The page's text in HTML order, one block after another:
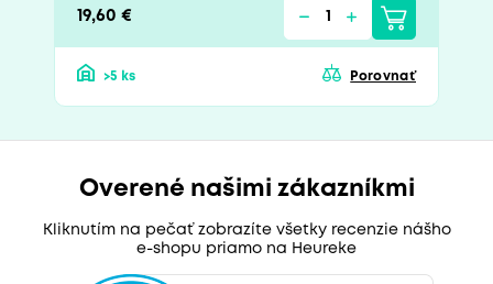
19,60 €
>5 ks Porovnať
Overené našimi zákazníkmi
Kliknutím na pečať zobrazíte všetky recenzie nášho
e-shopu priamo na Heureke